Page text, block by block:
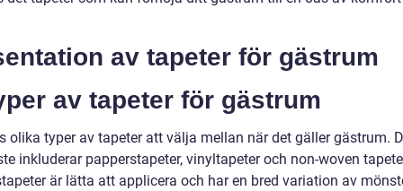
av tapeter för gästrum
av tapeter för gästrum
olika typer av tapeter att välja mellan när det gäller gästrum.
inkluderar papperstapeter, vinyltapeter och non-woven
är lätta att applicera och har en bred variation av